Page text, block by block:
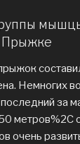
Прыжке
Немногих
за
метров%2C
очень